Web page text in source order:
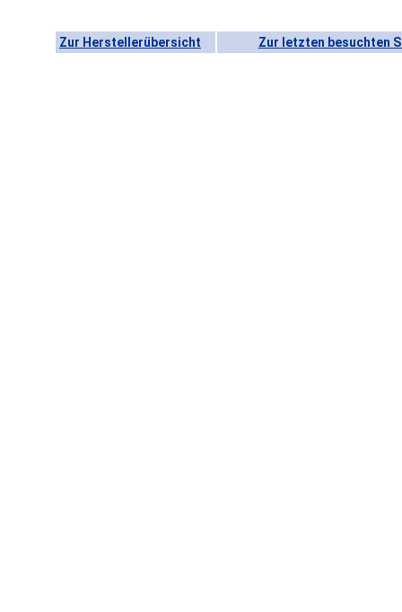
Zur Herstellerübersicht Zur letzten besuchten